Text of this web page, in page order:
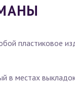
пластиковое
в местах